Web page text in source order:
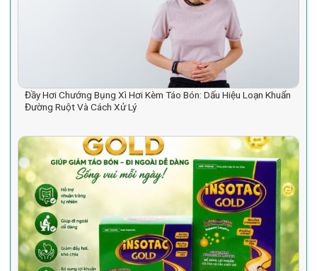
Đầy Hơi Chướng Bụng Xì Hơi Kèm Táo Bón: Dấu Hiệu Loạn Khuẩn
Đường Ruột Và Cách Xử Lý